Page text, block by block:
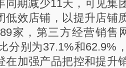
同期减少11天，可见集
低效店铺，以提升店铺
家，第三方经营销售
分别为37.1%和62.9%
在加强产品把控和提升